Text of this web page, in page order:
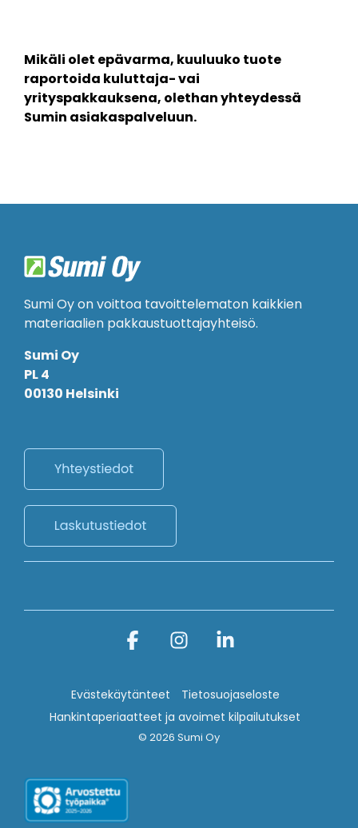
Mikäli olet epävarma, kuuluuko tuote
raportoida kuluttaja- vai
yrityspakkauksena, olethan yhteydessä
Sumin asiakaspalveluun.
Sumi Oy on voittoa tavoittelematon kaikkien
materiaalien pakkaustuottajayhteisö.
Sumi Oy
PL 4
00130 Helsinki
Evästekäytänteet
Tietosuojaseloste
Hankintaperiaatteet ja avoimet kilpailutukset
© 2026 Sumi Oy
FacebookInstagram